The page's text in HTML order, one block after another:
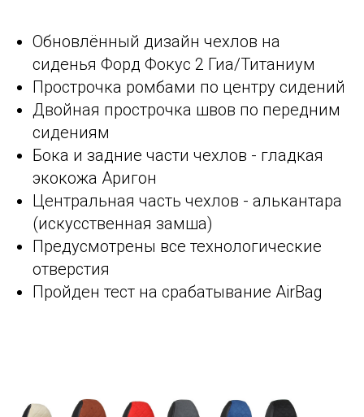
Обновлённый дизайн чехлов на
сиденья Форд Фокус 2 Гиа/Титаниум
Прострочка ромбами по центру сидений
Двойная прострочка швов по передним
сидениям
Бока и задние части чехлов - гладкая
экокожа Аригон
Центральная часть чехлов - алькантара
(искусственная замша)
Предусмотрены все технологические
отверстия
Пройден тест на срабатывание AirBag